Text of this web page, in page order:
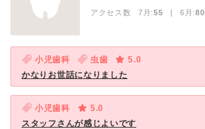
アクセス数 7月:55 | 6月:80
小児歯科 虫歯
5.0
かなりお世話になりました
小児歯科
5.0
スタッフさんが感じよいです